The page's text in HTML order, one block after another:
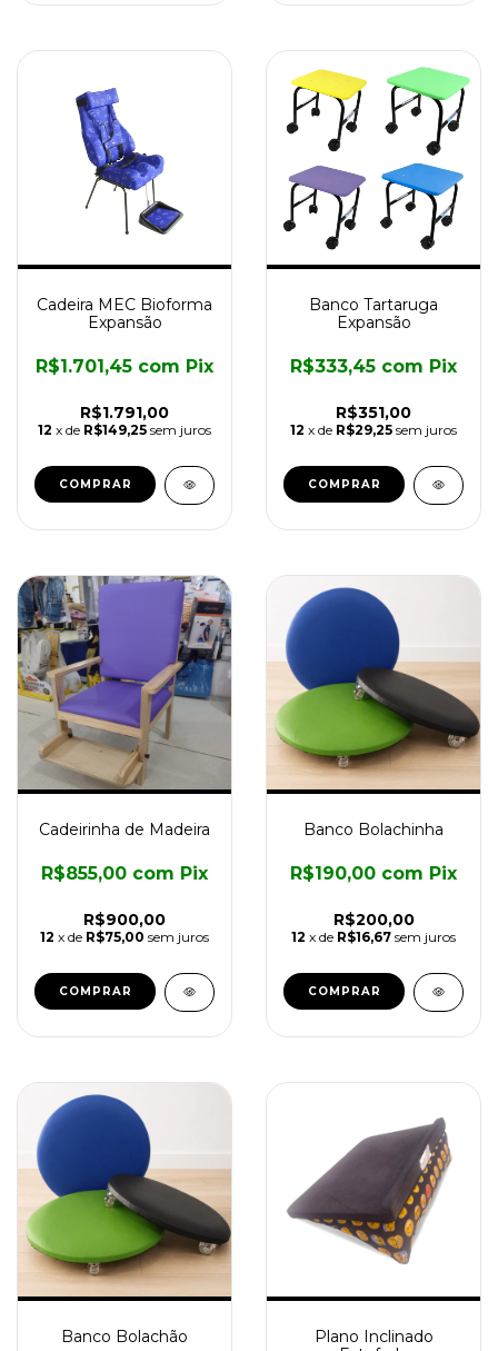
Cadeira MEC Bioforma
Expansão
R$1.791,00
R$1.701,45 com Pix
12 x de R$149,25 sem juros
COMPRAR
Banco Tartaruga
Expansão
R$351,00
R$333,45 com Pix
12 x de R$29,25 sem juros
Cadeirinha de Madeira
R$900,00
R$855,00 com Pix
12 x de R$75,00 sem juros
COMPRAR
Banco Bolachinha
R$200,00
R$190,00 com Pix
12 x de R$16,67 sem juros
COMPRAR
Banco Bolachão
Plano Inclinado